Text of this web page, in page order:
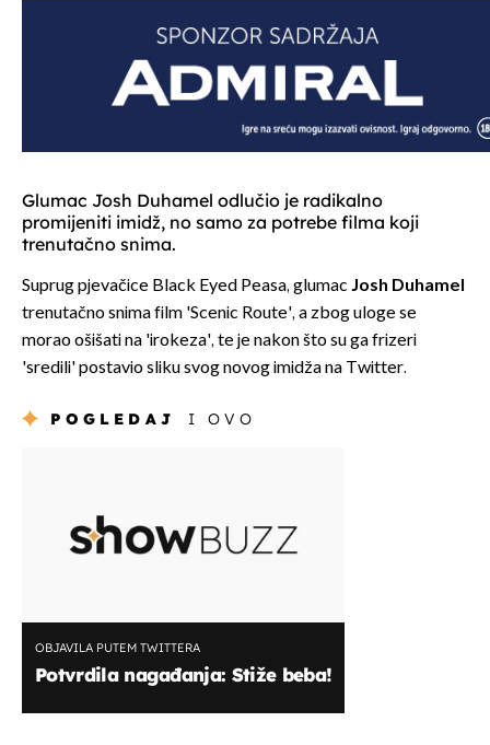
Glumac Josh Duhamel odlučio je radikalno
promijeniti imidž, no samo za potrebe filma koji
trenutačno snima.
Suprug pjevačice Black Eyed Peasa, glumac Josh Duhamel
trenutačno snima film 'Scenic Route', a zbog uloge se
morao ošišati na 'irokeza', te je nakon što su ga frizeri
'sredili' postavio sliku svog novog imidža na Twitter.
POGLEDAJ I OVO
OBJAVILA PUTEM TWITTERA
Potvrdila nagađanja: Stiže beba!